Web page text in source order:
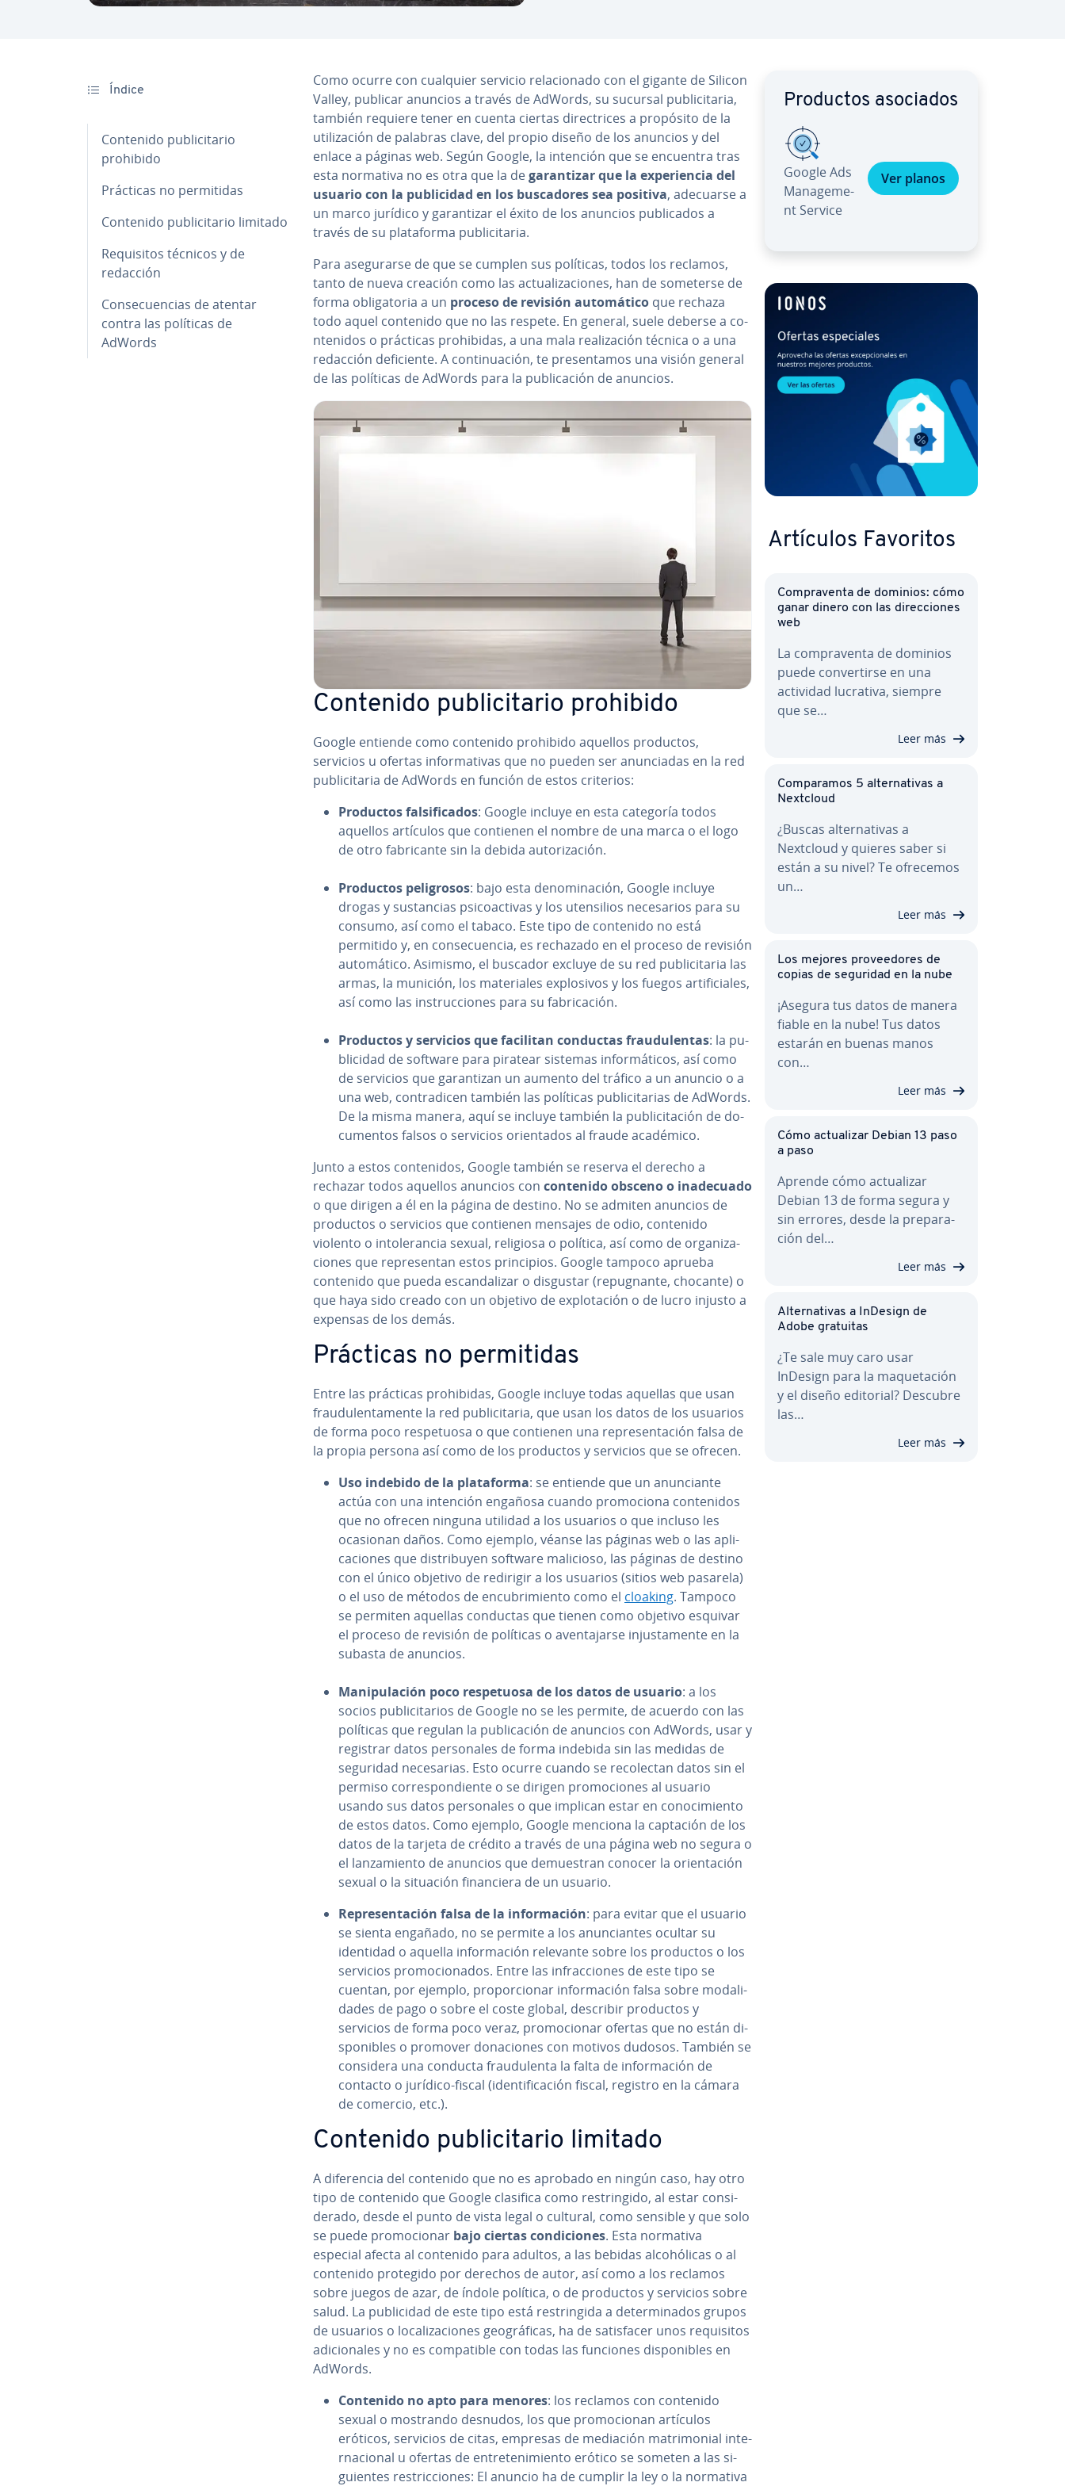
Índice
Contenido pu­bli­ci­ta­rio
prohibido
Prácticas no pe­r­mi­ti­das
Contenido pu­bli­ci­ta­rio limitado
Re­qui­si­tos técnicos y de
redacción
Co­n­se­cue­n­cias de atentar
contra las políticas de
AdWords
Como ocurre con cualquier servicio re­la­cio­na­do con el gigante de Silicon
Valley, publicar anuncios a través de AdWords, su sucursal pu­bli­ci­ta­ria,
también requiere tener en cuenta ciertas di­re­c­tri­ces a propósito de la
uti­li­za­ción de palabras clave, del propio diseño de los anuncios y del
enlace a páginas web. Según Google, la intención que se encuentra tras
esta normativa no es otra que la dega­ra­n­ti­zar que la ex­pe­rie­n­cia del
usuario con la pu­bli­ci­dad en los bu­s­ca­do­res sea positiva, adecuarse a
un marco jurídico y ga­ra­n­ti­zar el éxito de los anuncios pu­bli­ca­dos a
través de su pla­ta­fo­r­ma pu­bli­ci­ta­ria.
Para ase­gu­rar­se de que se cumplen sus políticas, todos los reclamos,
tanto de nueva creación como las ac­tua­li­za­cio­nes, han de someterse de
forma obli­ga­to­ria a un proceso de revisión au­to­má­ti­co que rechaza
todo aquel contenido que no las respete. En general, suele deberse a co­
n­te­ni­dos o prácticas prohi­bi­das, a una mala rea­li­za­ción técnica o a una
redacción de­fi­cie­n­te. A co­n­ti­nua­ción, te pre­se­n­ta­mos una visión general
de las políticas de AdWords para la pu­bli­ca­ción de anuncios.
Contenido pu­bli­ci­ta­rio prohibido
Google entiende como contenido prohibido aquellos productos,
servicios u ofertas in­fo­r­ma­ti­vas que no pueden ser anu­n­cia­das en la red
pu­bli­ci­ta­ria de AdWords en función de estos criterios:
Productos fa­l­si­fi­ca­dos: Google incluye en esta categoría todos
aquellos artículos que contienen el nombre de una marca o el logo
de otro fa­bri­ca­n­te sin la debida au­to­ri­za­ción.
Productos pe­li­gro­sos: bajo esta de­no­mi­na­ción, Google incluye
drogas y su­s­ta­n­cias psi­co­ac­ti­vas y los ute­n­si­lios ne­ce­sa­rios para su
consumo, así como el tabaco. Este tipo de contenido no está
permitido y, en co­n­se­cue­n­cia, es rechazado en el proceso de revisión
au­to­má­ti­co. Asimismo, el buscador excluye de su red pu­bli­ci­ta­ria las
armas, la munición, los ma­te­ria­les ex­plo­si­vos y los fuegos ar­ti­fi­cia­les,
así como las in­s­tru­c­cio­nes para su fa­bri­ca­ción.
Productos y servicios que facilitan conductas frau­du­le­n­tas: la pu­
bli­ci­dad de software para piratear sistemas in­fo­r­má­ti­cos, así como
de servicios que ga­ra­n­ti­zan un aumento del tráfico a un anuncio o a
una web, co­n­tra­di­cen también las políticas pu­bli­ci­ta­rias de AdWords.
De la misma manera, aquí se incluye también la pu­bli­ci­ta­ción de do­
cu­me­n­tos falsos o servicios orie­n­ta­dos al fraude académico.
Junto a estos co­n­te­ni­dos, Google también se reserva el derecho a
rechazar todos aquellos anuncios con contenido obsceno o inade­cua­do
o que dirigen a él en la página de destino. No se admiten anuncios de
productos o servicios que contienen mensajes de odio, contenido
violento o in­to­le­ra­n­cia sexual, religiosa o política, así como de or­ga­ni­za­
cio­nes que re­pre­se­n­tan estos pri­n­ci­pios. Google tampoco aprueba
contenido que pueda es­ca­n­da­li­zar o disgustar (re­pu­g­na­n­te, chocante) o
que haya sido creado con un objetivo de ex­plo­ta­ción o de lucro injusto a
expensas de los demás.
Prácticas no pe­r­mi­ti­das
Entre las prácticas prohi­bi­das, Google incluye todas aquellas que usan
frau­du­le­n­ta­me­n­te la red pu­bli­ci­ta­ria, que usan los datos de los usuarios
de forma poco re­s­pe­tuo­sa o que contienen una re­pre­se­n­ta­ción falsa de
la propia persona así como de los productos y servicios que se ofrecen.
Uso indebido de la pla­ta­fo­r­ma: se entiende que un anu­n­cia­n­te
actúa con una intención engañosa cuando pro­mo­cio­na co­n­te­ni­dos
que no ofrecen ninguna utilidad a los usuarios o que incluso les
ocasionan daños. Como ejemplo, véanse las páginas web o las apli­
ca­cio­nes que di­s­tri­bu­yen software malicioso, las páginas de destino
con el único objetivo de redirigir a los usuarios (sitios web pasarela)
o el uso de métodos de en­cu­bri­mie­n­to como el cloaking. Tampoco
se permiten aquellas conductas que tienen como objetivo esquivar
el proceso de revisión de políticas o ave­n­ta­jar­se in­ju­s­ta­me­n­te en la
subasta de anuncios.
Ma­ni­pu­la­ción poco re­s­pe­tuo­sa de los datos de usuario: a los
socios pu­bli­ci­ta­rios de Google no se les permite, de acuerdo con las
políticas que regulan la pu­bli­ca­ción de anuncios con AdWords, usar y
registrar datos pe­r­so­na­les de forma indebida sin las medidas de
seguridad ne­ce­sa­rias. Esto ocurre cuando se re­co­le­c­tan datos sin el
permiso co­rre­s­po­n­die­n­te o se dirigen pro­mo­cio­nes al usuario
usando sus datos pe­r­so­na­les o que implican estar en co­no­ci­mie­n­to
de estos datos. Como ejemplo, Google menciona la captación de los
datos de la tarjeta de crédito a través de una página web no segura o
el la­n­za­mie­n­to de anuncios que de­mue­s­tran conocer la orie­n­ta­ción
sexual o la situación fi­na­n­cie­ra de un usuario.
Re­pre­se­n­ta­ción falsa de la in­fo­r­ma­ción: para evitar que el usuario
se sienta engañado, no se permite a los anu­n­cia­n­tes ocultar su
identidad o aquella in­fo­r­ma­ción relevante sobre los productos o los
servicios pro­mo­cio­na­dos. Entre las in­fra­c­cio­nes de este tipo se
cuentan, por ejemplo, pro­po­r­cio­nar in­fo­r­ma­ción falsa sobre mo­da­li­
da­des de pago o sobre el coste global, describir productos y
servicios de forma poco veraz, pro­mo­cio­nar ofertas que no están di­
s­po­ni­bles o promover do­na­cio­nes con motivos dudosos. También se
considera una conducta frau­du­le­n­ta la falta de in­fo­r­ma­ción de
contacto o jurídico-fiscal (ide­n­ti­fi­ca­ción fiscal, registro en la cámara
de comercio, etc.).
Contenido pu­bli­ci­ta­rio limitado
A di­fe­re­n­cia del contenido que no es aprobado en ningún caso, hay otro
tipo de contenido que Google clasifica como re­s­tri­n­gi­do, al estar co­n­si­
de­ra­do, desde el punto de vista legal o cultural, como sensible y que solo
se puede pro­mo­cio­nar bajo ciertas co­n­di­cio­nes. Esta normativa
especial afecta al contenido para adultos, a las bebidas al­cohó­li­cas o al
contenido protegido por derechos de autor, así como a los reclamos
sobre juegos de azar, de índole política, o de productos y servicios sobre
salud. La pu­bli­ci­dad de este tipo está re­s­tri­n­gi­da a de­te­r­mi­na­dos grupos
de usuarios o lo­ca­li­za­cio­nes geo­grá­fi­cas, ha de sa­ti­s­fa­cer unos re­qui­si­tos
adi­cio­na­les y no es co­m­pa­ti­ble con todas las funciones di­s­po­ni­bles en
AdWords.
Contenido no apto para menores: los reclamos con contenido
sexual o mostrando desnudos, los que pro­mo­cio­nan artículos
eróticos, servicios de citas, empresas de mediación ma­tri­mo­nial in­te­
r­na­cio­nal u ofertas de en­tre­te­ni­mie­n­to erótico se someten a las si­
guie­n­tes re­s­tri­c­cio­nes: El anuncio ha de cumplir la ley o la normativa
Productos asociados
Google Ads
Ma­na­ge­me­
nt Service
Ver planos
Artículos Favoritos
Co­m­pra­ve­n­ta de dominios: cómo
ganar dinero con las di­re­c­cio­nes
web
La co­m­pra­ve­n­ta de dominios
puede co­n­ve­r­ti­r­se en una
actividad lucrativa, siempre
que se…
Leer más
Co­m­pa­ra­mos 5 al­te­r­na­ti­vas a
Nextcloud
¿Buscas al­te­r­na­ti­vas a
Nextcloud y quieres saber si
están a su nivel? Te ofrecemos
un…
Leer más
Los mejores pro­vee­do­res de
copias de seguridad en la nube
¡Asegura tus datos de manera
fiable en la nube! Tus datos
estarán en buenas manos
con…
Leer más
Cómo ac­tua­li­zar Debian 13 paso
a paso
Aprende cómo ac­tua­li­zar
Debian 13 de forma segura y
sin errores, desde la pre­pa­ra­
ción del…
Leer más
Al­te­r­na­ti­vas a InDesign de
Adobe gratuitas
¿Te sale muy caro usar
InDesign para la ma­que­ta­ción
y el diseño editorial? Descubre
las…
Leer más